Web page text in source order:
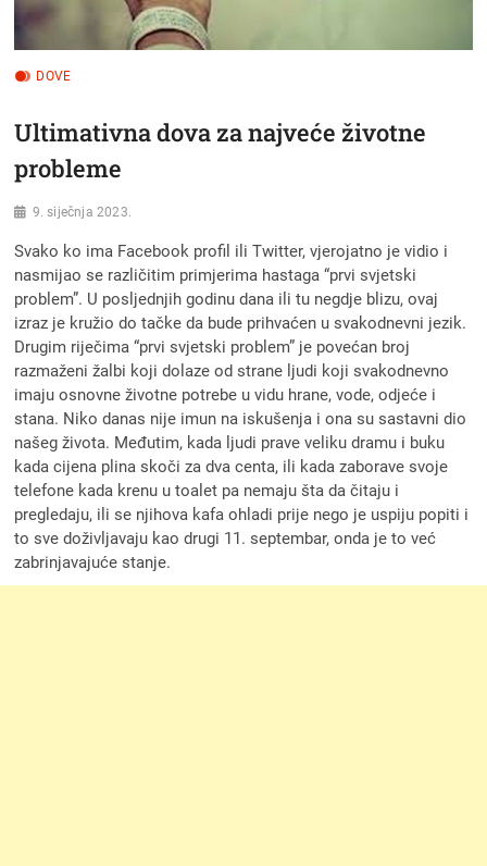
DOVE
Ultimativna dova za najveće životne
probleme
9. siječnja 2023.
Svako ko ima Facebook profil ili Twitter, vjerojatno je vidio i
nasmijao se različitim primjerima hastaga “prvi svjetski
problem”. U posljednjih godinu dana ili tu negdje blizu, ovaj
izraz je kružio do tačke da bude prihvaćen u svakodnevni jezik.
Drugim riječima “prvi svjetski problem” je povećan broj
razmaženi žalbi koji dolaze od strane ljudi koji svakodnevno
imaju osnovne životne potrebe u vidu hrane, vode, odjeće i
stana. Niko danas nije imun na iskušenja i ona su sastavni dio
našeg života. Međutim, kada ljudi prave veliku dramu i buku
kada cijena plina skoči za dva centa, ili kada zaborave svoje
telefone kada krenu u toalet pa nemaju šta da čitaju i
pregledaju, ili se njihova kafa ohladi prije nego je uspiju popiti i
to sve doživljavaju kao drugi 11. septembar, onda je to već
zabrinjavajuće stanje.